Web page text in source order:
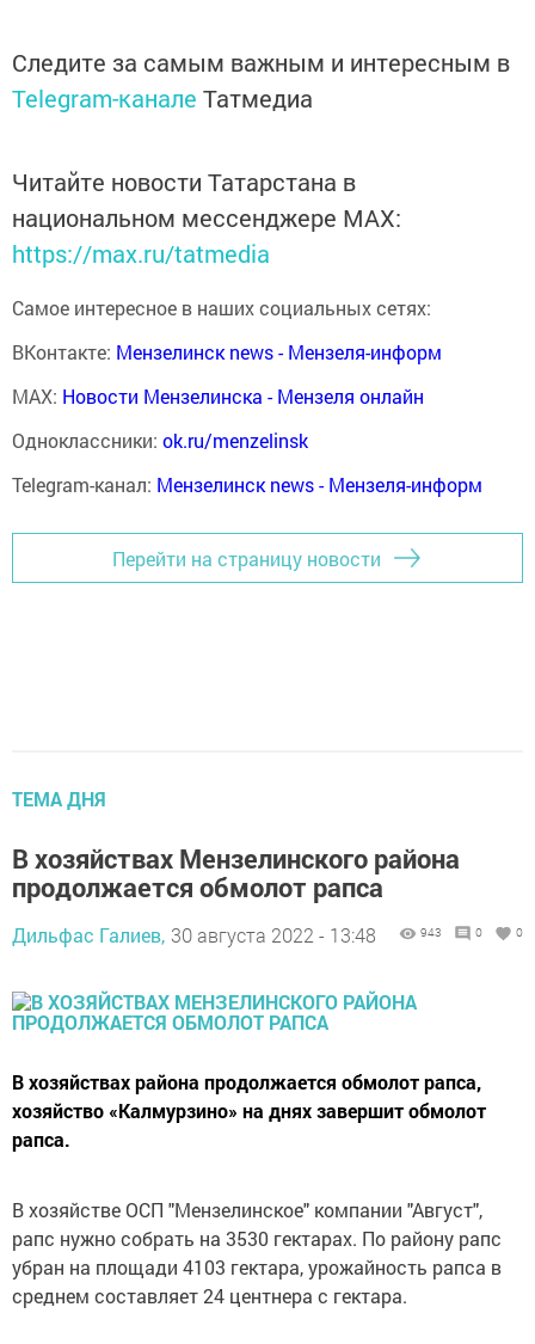
Следите за самым важным и интересным в
Telegram-канале Татмедиа
Читайте новости Татарстана в
национальном мессенджере MАХ:
https://max.ru/tatmedia
Самое интересное в наших социальных сетях:
ВКонтакте: Мензелинск news - Мензеля-информ
MAX: Новости Мензелинска - Мензеля онлайн
Одноклассники: ok.ru/menzelinsk
Telegram-канал: Мензелинск news - Мензеля-информ
Перейти на страницу новости
ТЕМА ДНЯ
В хозяйствах Мензелинского района
продолжается обмолот рапса
Дильфас Галиев, 30 августа 2022 - 13:48 943 0 0
В хозяйствах района продолжается обмолот рапса,
хозяйство «Калмурзино» на днях завершит обмолот
рапса.
В хозяйстве ОСП "Мензелинское" компании "Август",
рапс нужно собрать на 3530 гектарах. По району рапс
убран на площади 4103 гектара, урожайность рапса в
среднем составляет 24 центнера с гектара.